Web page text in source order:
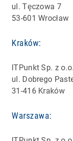
ul. Tęczowa 7
53-601 Wrocław
Kraków:
ITPunkt Sp. z
ul. Dobrego
31-416 Kraków
Warszawa: